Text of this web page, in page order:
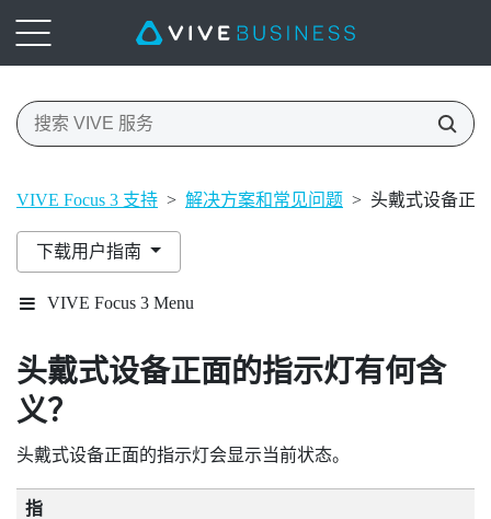
VIVE Focus 3 支持 > 解决方案和常见问题 > 头戴式设备正
下载用户指南
VIVE Focus 3 Menu
头戴式设备正面的指示灯有何含
义？
头戴式设备正面的指示灯会显示当前状态。
指